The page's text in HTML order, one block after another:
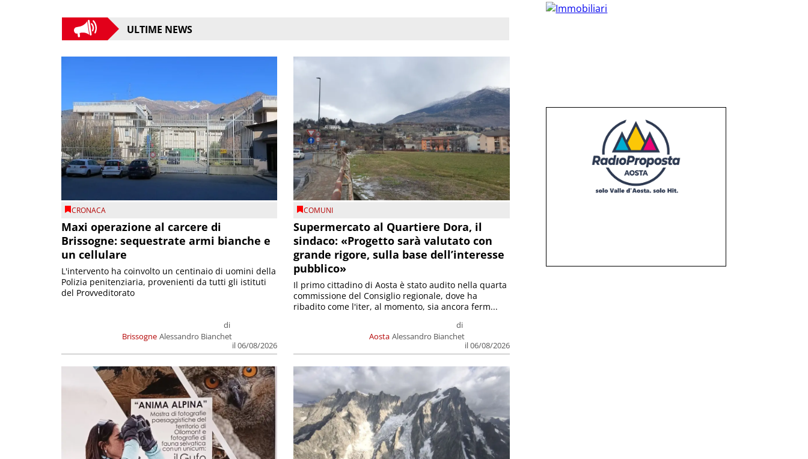
ULTIME NEWS
CRONACA
Maxi operazione al carcere di
Brissogne: sequestrate armi bianche e
un cellulare
Brissogne
di
Alessandro Bianchet
il 06/08/2026
L'intervento ha coinvolto un centinaio di uomini della
Polizia penitenziaria, provenienti da tutti gli istituti
del Provveditorato
COMUNI
Supermercato al Quartiere Dora, il
sindaco: «Progetto sarà valutato con
grande rigore, sulla base dell’interesse
pubblico»
Aosta
di
Alessandro Bianchet
il 06/08/2026
Il primo cittadino di Aosta è stato audito nella quarta
commissione del Consiglio regionale, dove ha
ribadito come l'iter, al momento, sia ancora ferm...